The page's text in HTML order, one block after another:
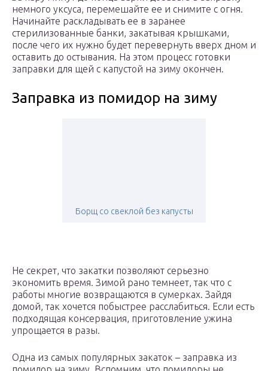
немного уксуса, перемешайте ее и снимите с огня.
Начинайте раскладывать ее в заранее
стерилизованные банки, закатывая крышками,
после чего их нужно будет перевернуть вверх дном и
оставить до остывания. На этом процесс готовки
заправки для щей с капустой на зиму окончен.
Заправка из помидор на зиму
Борщ со свеклой без капусты
Не секрет, что закатки позволяют серьезно
экономить время. Зимой рано темнеет, так что с
работы многие возвращаются в сумерках. Зайдя
домой, так хочется побыстрее расслабиться. Если есть
подходящая консервация, приготовление ужина
упрощается в разы.
Одна из самых популярных закаток – заправка из